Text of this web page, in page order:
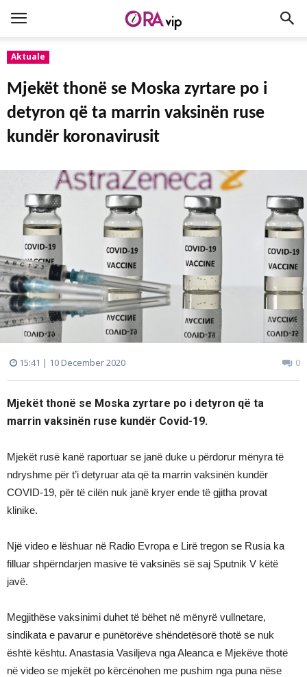
Aktuale
Mjekët thonë se Moska zyrtare po i
detyron që ta marrin vaksinën ruse
kundër koronavirusit
15:41 | 10 December 2020 0
Mjekët thonë se Moska zyrtare po i detyron që ta
marrin vaksinën ruse kundër Covid-19.
Mjekët rusë kanë raportuar se janë duke u përdorur mënyra të
ndryshme për t’i detyruar ata që ta marrin vaksinën kundër
COVID-19, për të cilën nuk janë kryer ende të gjitha provat
klinike.
Një video e lëshuar në Radio Evropa e Lirë tregon se Rusia ka
filluar shpërndarjen masive të vaksinës së saj Sputnik V këtë
javë.
Megjithëse vaksinimi duhet të bëhet në mënyrë vullnetare,
sindikata e pavarur e punëtorëve shëndetësorë thotë se nuk
është kështu. Anastasia Vasiljeva nga Aleanca e Mjekëve thotë
në video se mjekët po kërcënohen me pushim nga puna nëse